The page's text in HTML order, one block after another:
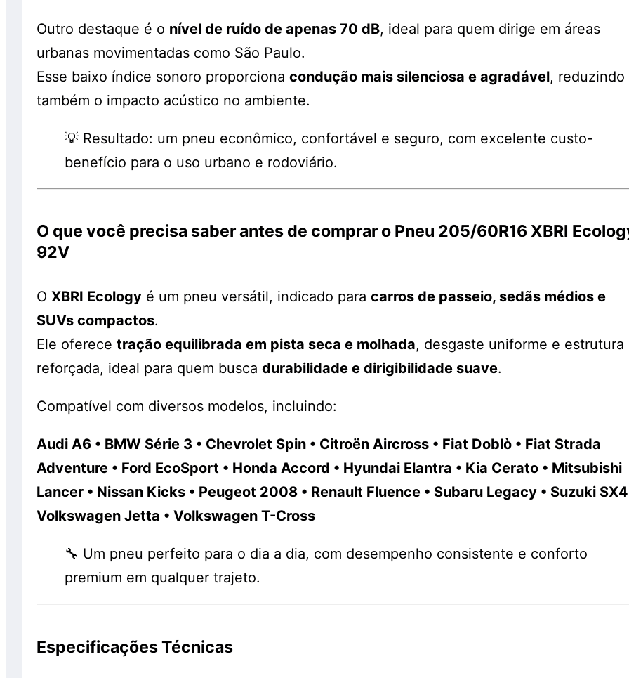
Outro destaque é o nível de ruído de apenas 70 dB, ideal para quem dirige em áreas
urbanas movimentadas como São Paulo.
Esse baixo índice sonoro proporciona condução mais silenciosa e agradável, reduzindo
também o impacto acústico no ambiente.
💡 Resultado: um pneu econômico, confortável e seguro, com excelente custo-
benefício para o uso urbano e rodoviário.
O que você precisa saber antes de comprar o Pneu 205/60R16 XBRI
92V
O XBRI Ecology é um pneu versátil, indicado para carros de passeio, sedãs médios e
SUVs compactos.
Ele oferece tração equilibrada em pista seca e molhada, desgaste uniforme e estrutura
reforçada, ideal para quem busca durabilidade e dirigibilidade suave.
Compatível com diversos modelos, incluindo:
Audi A6 • BMW Série 3 • Chevrolet Spin • Citroën Aircross • Fiat Doblò • Fiat Strada
Adventure • Ford EcoSport • Honda Accord • Hyundai Elantra • Kia Cerato • Mitsubishi
Lancer • Nissan Kicks • Peugeot 2008 • Renault Fluence • Subaru Legacy • Suzuki SX4
Volkswagen Jetta • Volkswagen T-Cross
🔧 Um pneu perfeito para o dia a dia, com desempenho consistente e conforto
premium em qualquer trajeto.
Especificações Técnicas